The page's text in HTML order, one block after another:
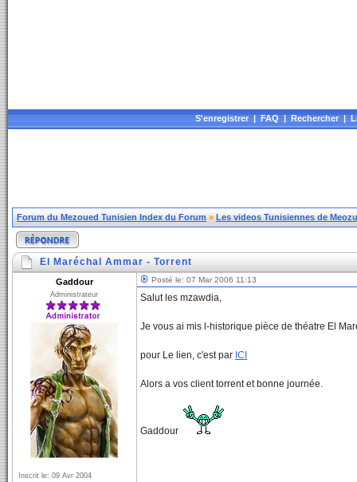
S'enregistrer|FAQ|Rechercher|
Forum du Mezoued Tunisien Index du Forum » Les videos Tunisiennes de
El Maréchal Ammar - Torrent
Gaddour
Administrateur
Inscrit le: 09 Avr 2004
Posté le: 07 Mar 2006 11:13
Salut les mzawdia,
Je vous ai mis l-historique pièce de théatre El
pour Le lien, c'est par ICI
Alors a vos client torrent et bonne journée.
Gaddour